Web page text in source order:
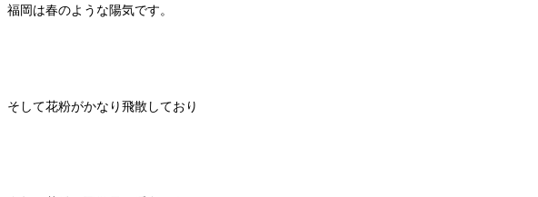
福岡は春のような陽気です。
そして花粉がかなり飛散しており